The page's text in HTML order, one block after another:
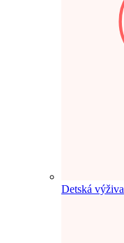
Detská výživa